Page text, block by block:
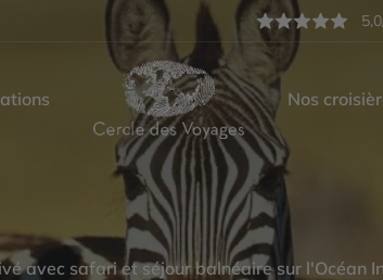
Nos
avec safari et séjour balnéaire sur l'Océan